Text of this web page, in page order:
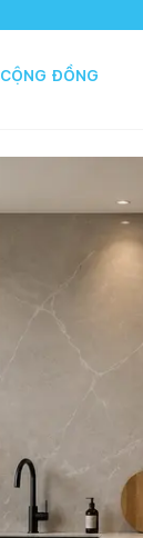
CỘNG ĐỒNG